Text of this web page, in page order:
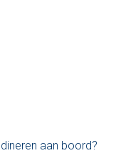
aan boord?